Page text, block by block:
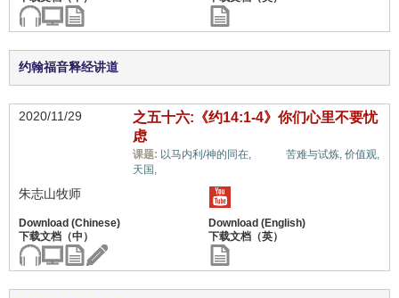
约翰福音释经讲道
2020/11/29
之五十六:《约14:1-4》你们心里不要忧
虑
课题: 以马内利/神的同在, 苦难与试炼, 价值观,
天国,
朱志山牧师